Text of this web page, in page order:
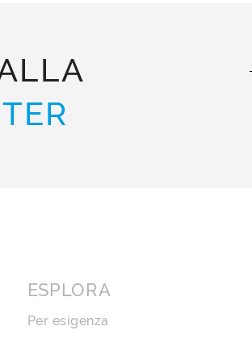
ESPLORA
Per esigenza